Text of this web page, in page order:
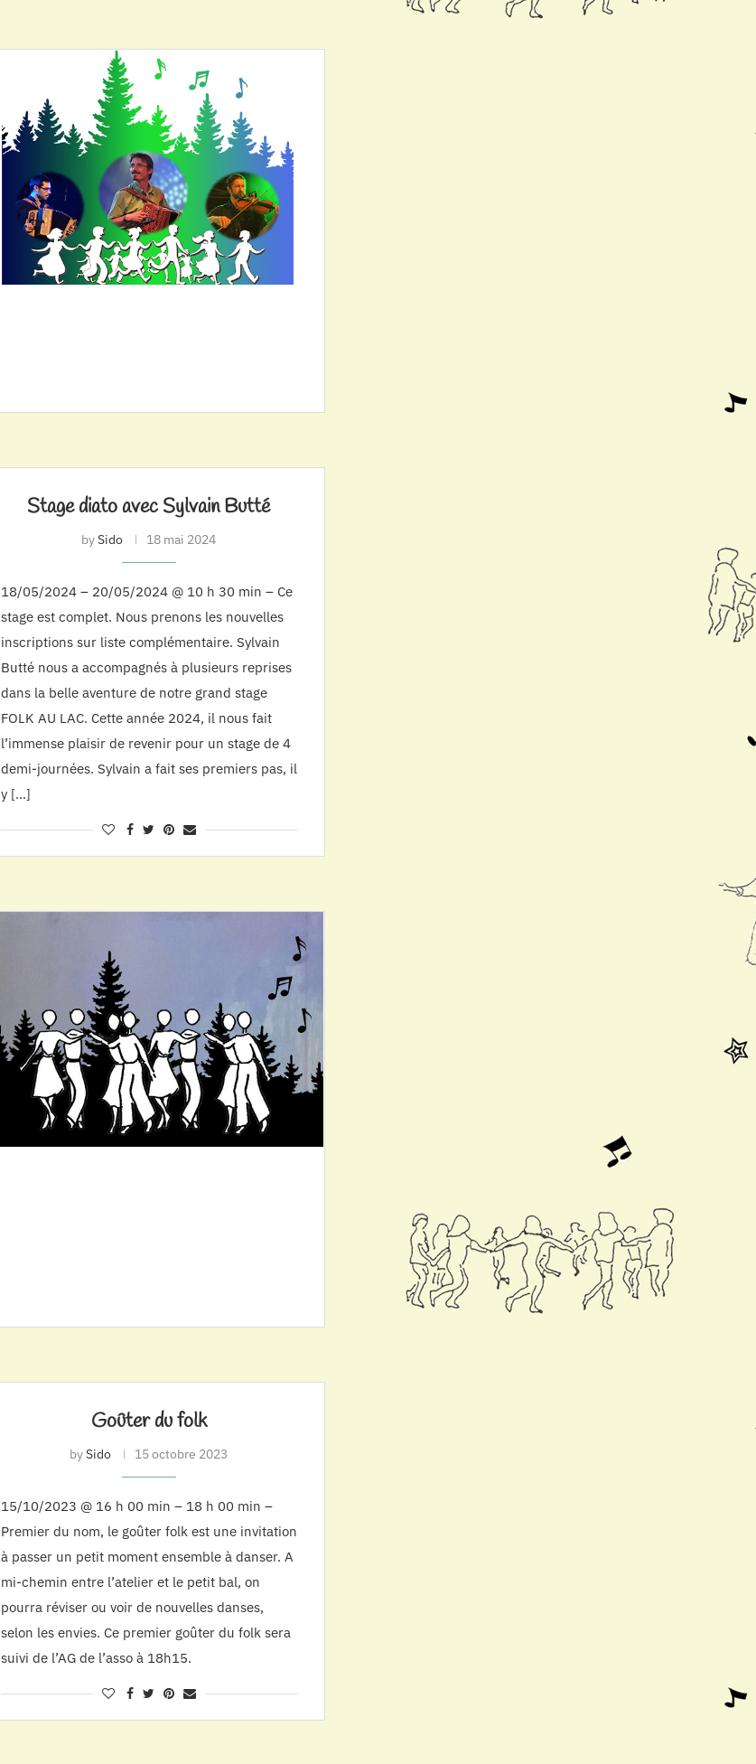
Stage diato avec Sylvain Butté
bySido 18 mai 2024
18/05/2024 – 20/05/2024 @ 10 h 30 min – Ce
stage est complet. Nous prenons les nouvelles
inscriptions sur liste complémentaire. Sylvain
Butté nous a accompagnés à plusieurs reprises
dans la belle aventure de notre grand stage
FOLK AU LAC. Cette année 2024, il nous fait
l’immense plaisir de revenir pour un stage de 4
demi-journées. Sylvain a fait ses premiers pas, il
y […]
Goûter du folk
bySido 15 octobre 2023
15/10/2023 @ 16 h 00 min – 18 h 00 min –
Premier du nom, le goûter folk est une invitation
à passer un petit moment ensemble à danser. A
mi-chemin entre l’atelier et le petit bal, on
pourra réviser ou voir de nouvelles danses,
selon les envies. Ce premier goûter du folk sera
suivi de l’AG de l’asso à 18h15.